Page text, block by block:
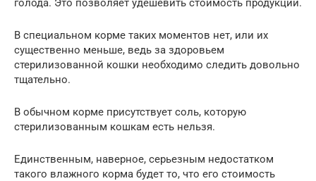
голода. Это позволяет удешевить стоимость продукции.
В специальном корме таких моментов нет, или их
существенно меньше, ведь за здоровьем
стерилизованной кошки необходимо следить довольно
тщательно.
В обычном корме присутствует соль, которую
стерилизованным кошкам есть нельзя.
Единственным, наверное, серьезным недостатком
такого влажного корма будет то, что его стоимость